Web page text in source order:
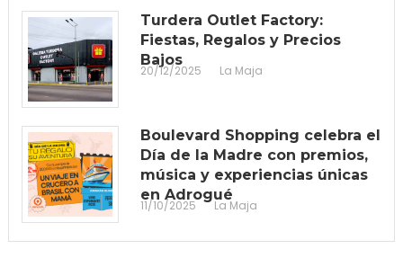
Turdera Outlet Factory:
Fiestas, Regalos y Precios
Bajos
20/12/2025 La Maja
Boulevard Shopping celebra el
Día de la Madre con premios,
música y experiencias únicas
en Adrogué
11/10/2025 La Maja